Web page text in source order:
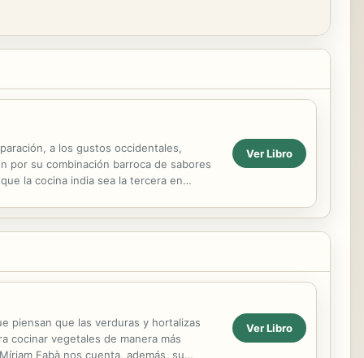
a los gustos occidentales,
por su combinación barroca de sabores
la cocina india sea la tercera en
Ver Libro
piensan que las verduras y hortalizas
cocinar vegetales de manera más
Fabà nos cuenta, además, su
Ver Libro